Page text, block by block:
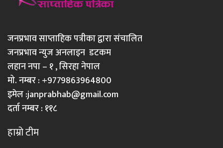
जनप्रभाव साप्ताहिक पत्रीका द्वारा संचालित
जनप्रभाव न्युज अनलाइन डटकम
लहान नपा – १ , सिरहा नेपाल
मो. नम्बर : +9779863964800
इमेल :janprabhab@gmail.com
दर्ता नम्बर : ११८
हाम्रो टीम